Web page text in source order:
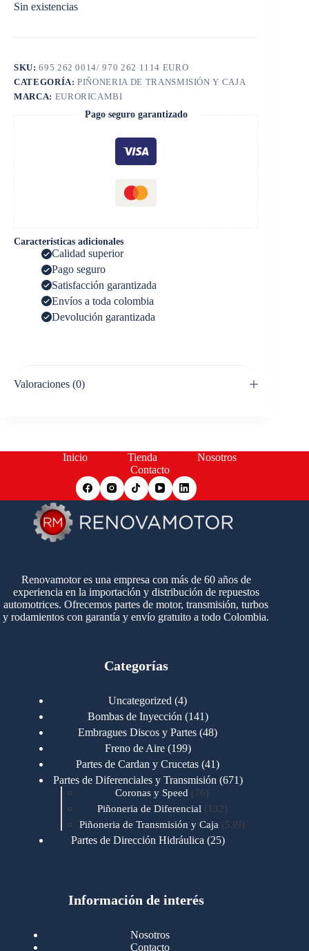
Sin existencias
SKU:695 262 0014/ 970 262 1114 EURO
CATEGORÍA:PIÑONERIA DE TRANSMISIÓN Y CAJA
MARCA: EURORICAMBI
Pago seguro garantizado
Características adicionales
Calidad superior
Pago seguro
Satisfacción garantizada
Envíos a toda colombia
Devolución garantizada
Valoraciones (0)
Inicio Tienda
Nosotros
Contacto
Renovamotor es una empresa con más de 60 años de
experiencia en la importación y distribución de repuestos
automotrices. Ofrecemos partes de motor, transmisión, turbos
y rodamientos con garantía y envío gratuito a todo Colombia.
Categorías
Uncategorized 44
productos
Bombas de Inyección 141141
productos
Embragues Discos y Partes 4848
Freno de Aire 199199
productos
Partes de Cardan y Crucetas 4141
productos
Partes de Diferenciales y Transmisión 671671
Coronas y Speed 7676
productos
Piñoneria de Diferencial 132 132
productos
Piñoneria de Transmisión y Caja 539539
Partes de Dirección Hidráulica 2525
Motores Cummins 723
Cummins B/C 855
Información de interés
Nosotros
Contacto